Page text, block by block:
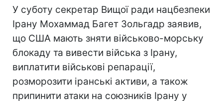
У суботу секретар Вищої ради нацбезпеки
Ірану Мохаммад Багет Зольгадр заявив,
що США мають зняти військово-морську
блокаду та вивести війська з Ірану,
виплатити військові репарації,
розморозити іранські активи, а також
припинити атаки на союзників Ірану у